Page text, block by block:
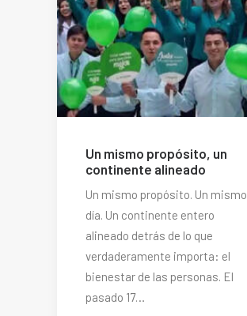
Un mismo propósito, un
continente alineado
Un mismo propósito. Un mismo
día. Un continente entero
alineado detrás de lo que
verdaderamente importa: el
bienestar de las personas. El
pasado 17…